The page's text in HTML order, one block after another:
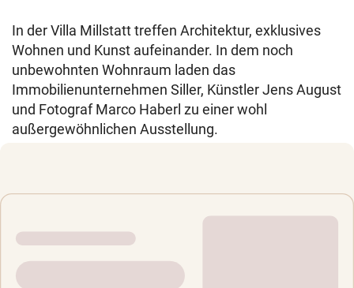
In der Villa Millstatt treffen Architektur, exklusives
Wohnen und Kunst aufeinander. In dem noch
unbewohnten Wohnraum laden das
Immobilienunternehmen Siller, Künstler Jens August
und Fotograf Marco Haberl zu einer wohl
außergewöhnlichen Ausstellung.